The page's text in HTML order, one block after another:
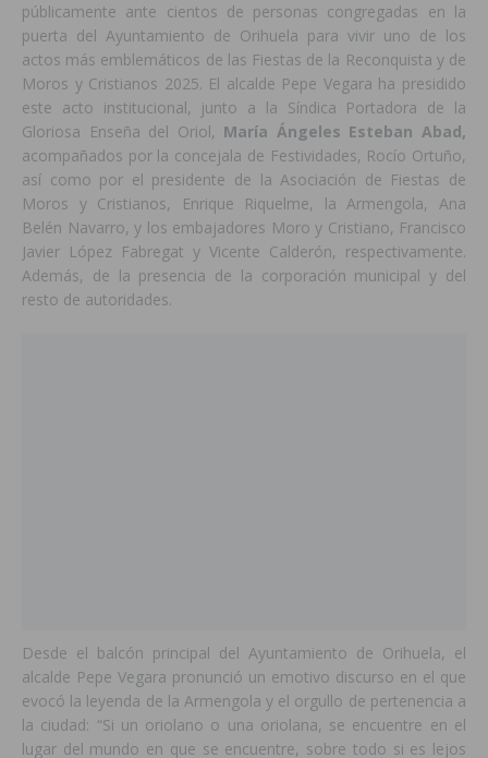
públicamente ante cientos de personas congregadas en la
puerta del Ayuntamiento de Orihuela para vivir uno de los
actos más emblemáticos de las Fiestas de la Reconquista y de
Moros y Cristianos 2025. El alcalde Pepe Vegara ha presidido
este acto institucional, junto a la Síndica Portadora de la
Gloriosa Enseña del Oriol, María Ángeles Esteban Abad,
acompañados por la concejala de Festividades, Rocío Ortuño,
así como por el presidente de la Asociación de Fiestas de
Moros y Cristianos, Enrique Riquelme, la Armengola, Ana
Belén Navarro, y los embajadores Moro y Cristiano, Francisco
Javier López Fabregat y Vicente Calderón, respectivamente.
Además, de la presencia de la corporación municipal y del
resto de autoridades.
Desde el balcón principal del Ayuntamiento de Orihuela, el
alcalde Pepe Vegara pronunció un emotivo discurso en el que
evocó la leyenda de la Armengola y el orgullo de pertenencia a
la ciudad: “Si un oriolano o una oriolana, se encuentre en el
lugar del mundo en que se encuentre, sobre todo si es lejos